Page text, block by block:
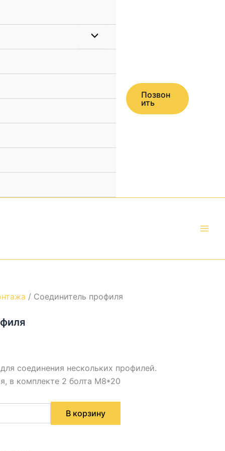
Позвон
ить
/ Соединитель профиля
соединения нескольких профилей.
в комплекте 2 болта М8*20
В корзину